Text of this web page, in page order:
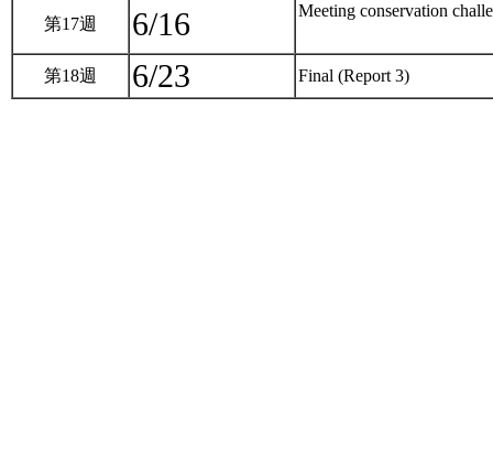
第17週 6/16 Meeting conservation
第18週 6/23 Final (Report 3)